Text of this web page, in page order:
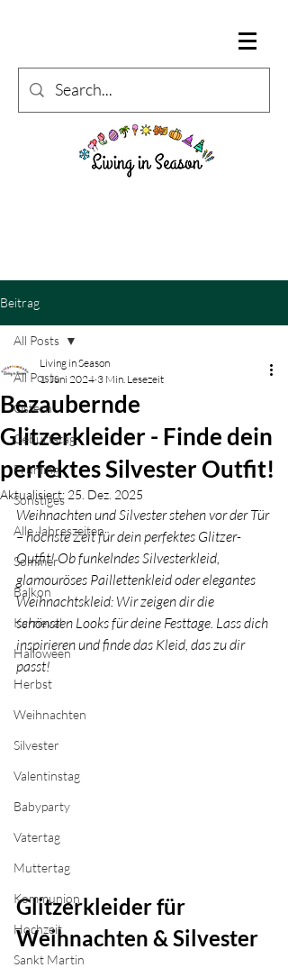
Beitrag
All Posts
Ostern
Geburtstag
Frühling
Sonstiges
Alle Jahreszeiten
Sommer
Balkon
Karneval
Halloween
Herbst
Weihnachten
Silvester
Valentinstag
Babyparty
Vatertag
Muttertag
Kommunion
Hochzeit
Sankt Martin
All Posts
Bezaubernde
Glitzerkleider - Finde dein
perfektes Silvester Outfit!
Living in Season
1. Juni 2024 3 Min. Lesezeit
Aktualisiert: 25. Dez. 2025
Weihnachten und Silvester stehen vor der Tür
– höchste Zeit für dein perfektes Glitzer-
Outfit! Ob funkelndes Silvesterkleid,
glamouröses Paillettenkleid oder elegantes
Weihnachtskleid: Wir zeigen dir die
schönsten Looks für deine Festtage. Lass dich
inspirieren und finde das Kleid, das zu dir
passt!
Glitzerkleider für
Weihnachten & Silvester